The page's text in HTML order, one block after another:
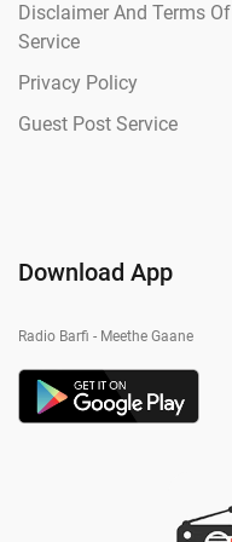
Disclaimer And Terms Of
Service
Privacy Policy
Guest Post Service
Download App
Radio Barfi - Meethe Gaane